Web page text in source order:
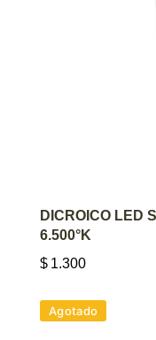
DICROICO LED
6.500°K
$ 1.300
Agotado